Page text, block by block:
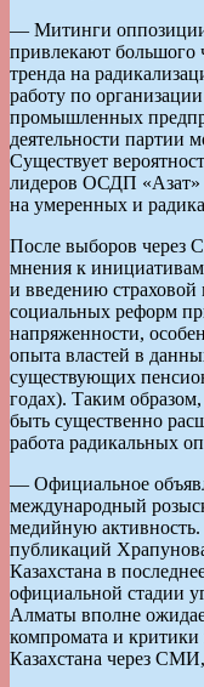
— Митинги оппозиции
привлекают большого
тренда на
работу по
промышленных
деятельности партии
Существует
лидеров ОСДП «Азат»
на умеренных и
После выборов через
мнения к
и введению
социальных реформ
напряженности,
опыта властей в
существующих
годах). Таким
быть существенно
работа радикальных
— Официальное
международный
медийную
публикаций
Казахстана в
официальной стадии
Алматы вполне
компромата и критики
Казахстана через